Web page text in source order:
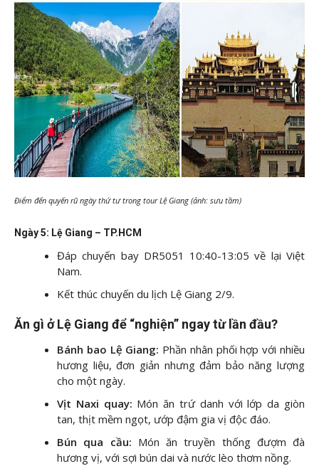
Điểm đến quyến rũ ngày thứ tư trong tour Lệ Giang (ảnh: sưu tầm)
Ngày 5: Lệ Giang – TP.HCM
Đáp chuyến bay DR5051 10:40-13:05 về lại Việt
Nam.
Kết thúc chuyến du lịch Lệ Giang 2/9.
Ăn gì ở Lệ Giang để “nghiện” ngay từ lần đầu?
Bánh bao Lệ Giang: Phần nhân phối hợp với nhiều
hương liệu, đơn giản nhưng đảm bảo năng lượng
cho một ngày.
Vịt Naxi quay: Món ăn trứ danh với lớp da giòn
tan, thịt mềm ngọt, ướp đậm gia vị độc đáo.
Bún qua cầu: Món ăn truyền thống đượm đà
hương vị, với sợi bún dai và nước lèo thơm nồng.